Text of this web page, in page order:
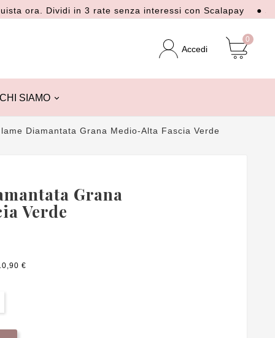
Dividi in 3 rate senza interessi con Scalapay ●
Accedi
0
CHI SIAMO
Diamantata Grana Medio-Alta Fascia Verde
Grana
Verde
€